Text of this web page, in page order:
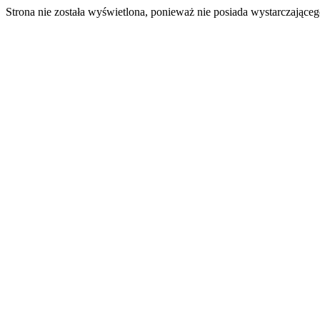
Strona nie została wyświetlona, ponieważ nie posiada